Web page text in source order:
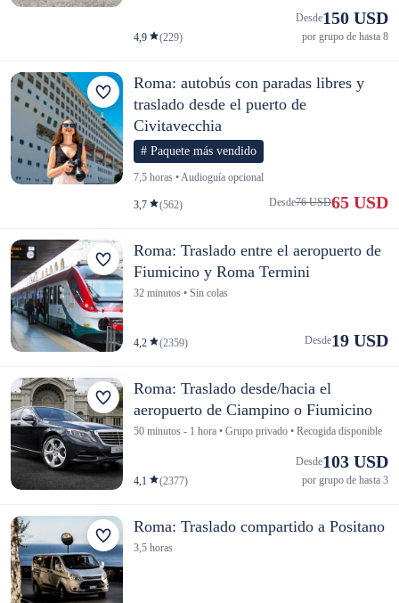
4,9 (229)
Desde150 USD
por grupo de hasta 8
Roma: autobús con paradas libres y
traslado desde el puerto de
Civitavecchia
# Paquete más vendido
7,5 horas • Audioguía opcional
3,7 (562) Desde76 USD65 USD
Roma: Traslado entre el aeropuerto de
Fiumicino y Roma Termini
32 minutos • Sin colas
4,2 (2359) Desde19 USD
Roma: Traslado desde/hacia el
aeropuerto de Ciampino o Fiumicino
50 minutos - 1 hora • Grupo privado • Recogida disponible
4,1 (2377)
Desde103 USD
por grupo de hasta 3
Roma: Traslado compartido a Positano
3,5 horas